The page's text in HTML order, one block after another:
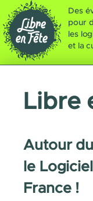
Des
pour
les
et la
Libre
Autour
le
France !